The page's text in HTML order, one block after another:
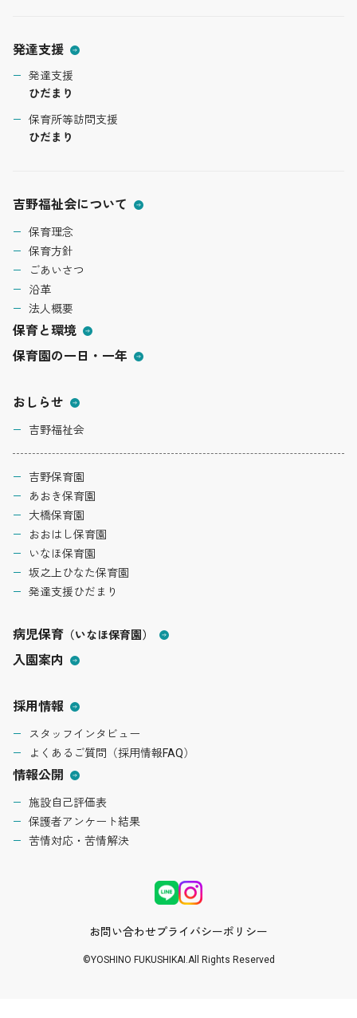
発達支援
発達支援
ひだまり
保育所等訪問支援
ひだまり
吉野福祉会について
保育理念
保育方針
ごあいさつ
沿革
法人概要
保育と環境
保育園の一日・一年
おしらせ
吉野福祉会
吉野保育園
あおき保育園
大橋保育園
おおはし保育園
いなほ保育園
坂之上ひなた保育園
発達支援ひだまり
病児保育 （いなほ保育園）
入園案内
採用情報
スタッフインタビュー
よくあるご質問（採用情報FAQ）
情報公開
施設自己評価表
保護者アンケート結果
苦情対応・苦情解決
お問い合わせプライバシーポリシー
©YOSHINO FUKUSHIKAI.All Rights Reserved